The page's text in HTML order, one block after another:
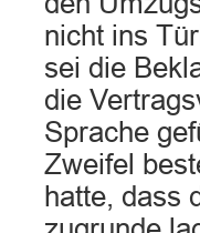
nicht ins
sei die
die
Sprache
Zweifel
hatte, dass